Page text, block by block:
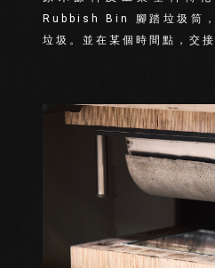
Rubbish Bin 腳踏垃圾筒，
垃圾。並在某個時間點，交